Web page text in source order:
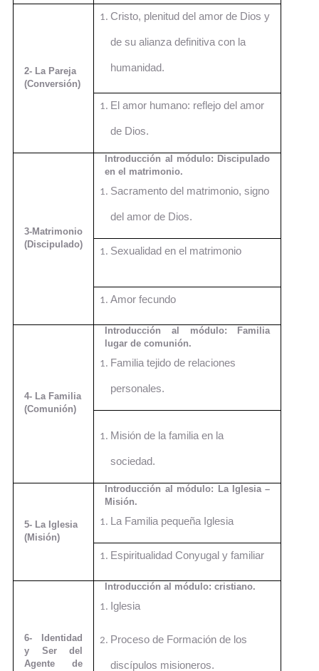
2- La Pareja
(Conversión)
Cristo, plenitud del amor de Dios y
de su alianza definitiva con la
humanidad.
El amor humano: reflejo del amor
de Dios.
3-Matrimonio
(Discipulado)
Introducción al módulo: Discipulado
en el matrimonio.
Sacramento del matrimonio, signo
del amor de Dios.
Sexualidad en el matrimonio
Amor fecundo
4- La Familia
(Comunión)
Introducción al módulo: Familia
lugar de comunión.
Familia tejido de relaciones
personales.
Misión de la familia en la
sociedad.
5- La Iglesia
(Misión)
Introducción al módulo: La Iglesia –
Misión.
La Familia pequeña Iglesia
Espiritualidad Conyugal y familiar
6- Identidad
y Ser del
Agente de
Introducción al módulo: cristiano.
Iglesia
Proceso de Formación de los
discípulos misioneros.